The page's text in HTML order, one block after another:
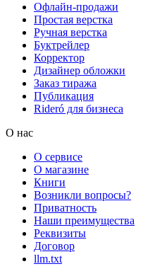
Офлайн-продажи
Простая верстка
Ручная верстка
Буктрейлер
Корректор
Дизайнер обложки
Заказ тиража
Публикация
Rideró для бизнеса
О нас
О сервисе
О магазине
Книги
Возникли вопросы?
Приватность
Наши преимущества
Реквизиты
Договор
llm.txt